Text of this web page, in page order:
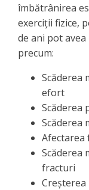
îmbătrânirea
exerciții fizice,
de ani pot
precum:
Scăderea
efort
Scăderea
Afectarea
Scăderea
fracturi